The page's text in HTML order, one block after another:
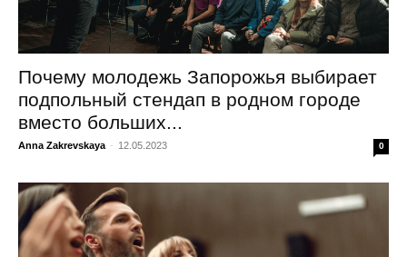
Почему молодежь Запорожья выбирает
подпольный стендап в родном городе
вместо больших...
Anna Zakrevskaya - 12.05.2023 0